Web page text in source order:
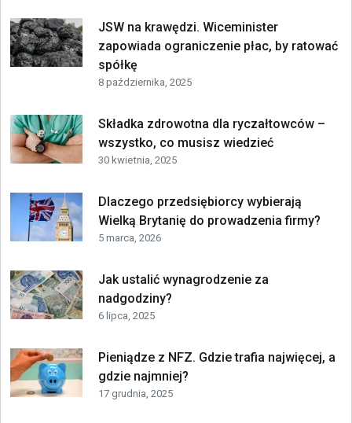
JSW na krawędzi. Wiceminister
zapowiada ograniczenie płac, by ratować
spółkę
8 października, 2025
Składka zdrowotna dla ryczałtowców –
wszystko, co musisz wiedzieć
30 kwietnia, 2025
Dlaczego przedsiębiorcy wybierają
Wielką Brytanię do prowadzenia firmy?
5 marca, 2026
Jak ustalić wynagrodzenie za
nadgodziny?
6 lipca, 2025
Pieniądze z NFZ. Gdzie trafia najwięcej, a
gdzie najmniej?
17 grudnia, 2025